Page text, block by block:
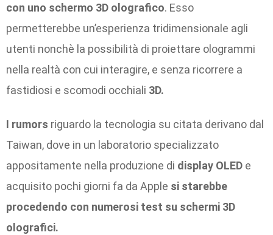
con uno schermo 3D olografico. Esso
permetterebbe un’esperienza tridimensionale agli
utenti nonchè la possibilità di proiettare ologrammi
nella realtà con cui interagire, e senza ricorrere a
fastidiosi e scomodi occhiali 3D.
I rumors riguardo la tecnologia su citata derivano dal
Taiwan, dove in un laboratorio specializzato
appositamente nella produzione di display OLED e
acquisito pochi giorni fa da Apple si starebbe
procedendo con numerosi test su schermi 3D
olografici.